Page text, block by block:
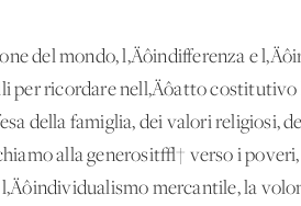
del mondo, l‚Äôindifferenza e
per ricordare nell‚Äôatto
della famiglia, dei valori religiosi,
alla generosit√† verso i
mercantile, la